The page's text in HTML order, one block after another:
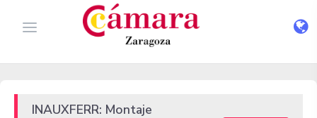
INAUXFERR: Montaje